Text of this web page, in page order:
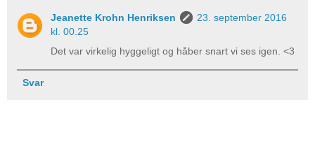
Jeanette Krohn Henriksen
23. september 2016
kl. 00.25
Det var virkelig hyggeligt og håber snart vi ses igen. <3
Svar